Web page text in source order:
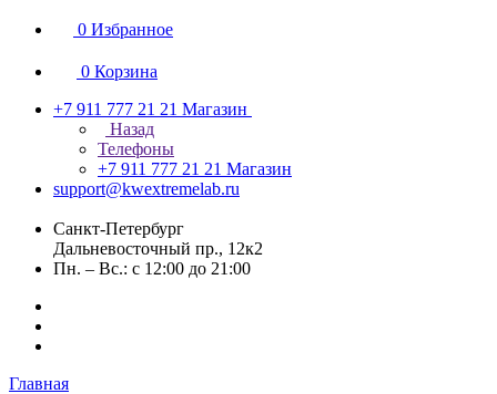
0 Избранное
0 Корзина
+7 911 777 21 21 Магазин
Назад
Телефоны
+7 911 777 21 21 Магазин
support@kwextremelab.ru
Санкт-Петербург
Дальневосточный пр., 12к2
Пн. – Вс.: с 12:00 до 21:00
Главная